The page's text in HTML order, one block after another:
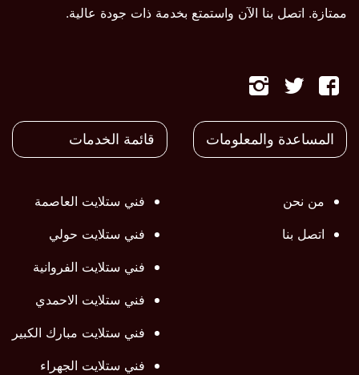
ممتازة. اتصل بنا الآن واستمتع بخدمة ذات جودة عالية.
تابعنا
على
تابعنا
علىعلى
المساعدة والمعلومات
من نحن
اتصل بنا
قائمة الخدمات
فني ستلايت العاصمة
فني ستلايت حولي
فني ستلايت الفروانية
فني ستلايت الاحمدي
فني ستلايت مبارك الكبير
فني ستلايت الجهراء